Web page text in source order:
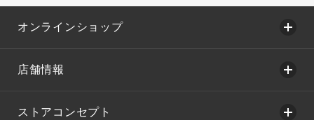
オンラインショップ
店舗情報
ストアコンセプト